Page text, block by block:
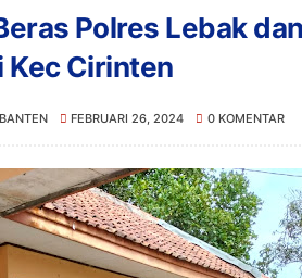
Polres Lebak
Kec Cirinten
FEBRUARI 26, 2024 0 KOMENTAR